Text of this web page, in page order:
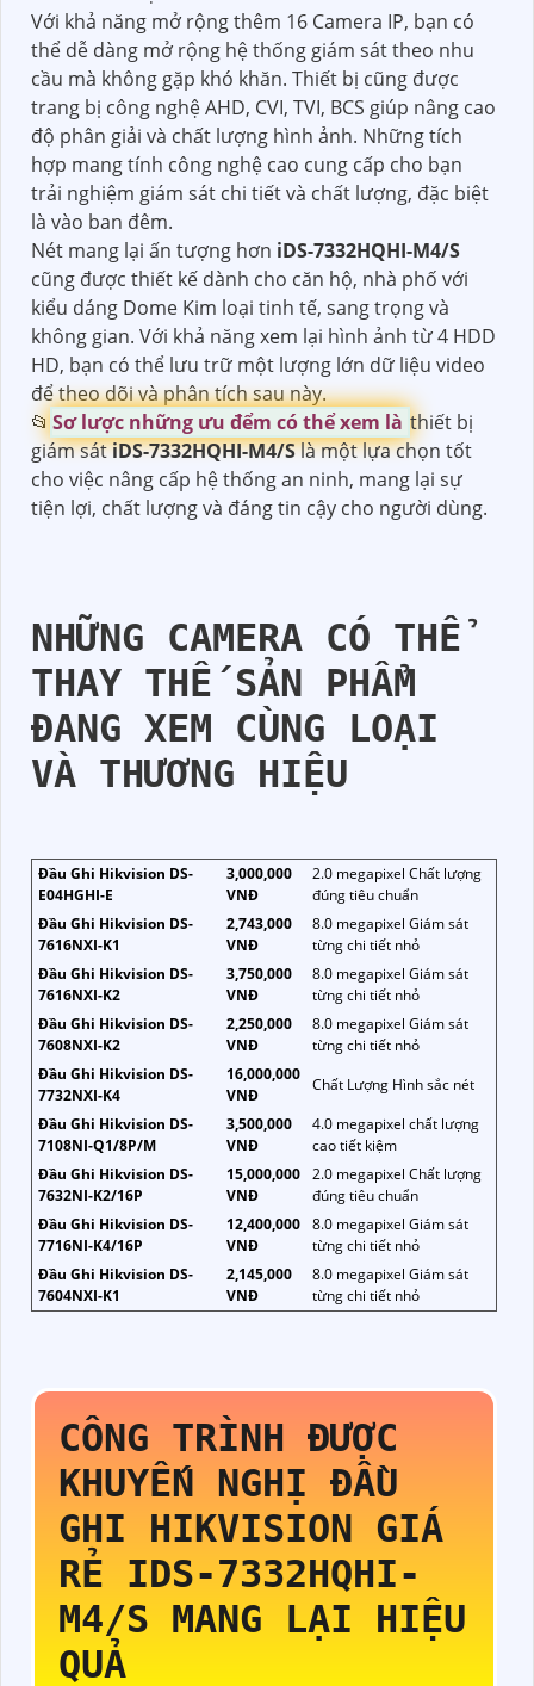
Với khả năng mở rộng thêm 16 Camera IP, bạn có
thể dễ dàng mở rộng hệ thống giám sát theo nhu
cầu mà không gặp khó khăn. Thiết bị cũng được
trang bị công nghệ AHD, CVI, TVI, BCS giúp nâng cao
độ phân giải và chất lượng hình ảnh. Những tích
hợp mang tính công nghệ cao cung cấp cho bạn
trải nghiệm giám sát chi tiết và chất lượng, đặc biệt
là vào ban đêm.
Nét mang lại ấn tượng hơn iDS-7332HQHI-M4/S
cũng được thiết kế dành cho căn hộ, nhà phố với
kiểu dáng Dome Kim loại tinh tế, sang trọng và
không gian. Với khả năng xem lại hình ảnh từ 4 HDD
HD, bạn có thể lưu trữ một lượng lớn dữ liệu video
để theo dõi và phân tích sau này.
📂 Sơ lược những ưu đểm có thể xem là thiết bị
giám sátiDS-7332HQHI-M4/Slà một lựa chọn tốt
cho việc nâng cấp hệ thống an ninh, mang lại sự
tiện lợi, chất lượng và đáng tin cậy cho người dùng.
NHỮNG CAMERA CÓ THỂ
THAY THẾ SẢN PHẨM
ĐANG XEM CÙNG LOẠI
VÀ THƯƠNG HIỆU
Đầu Ghi Hikvision DS-
E04HGHI-E
3,000,000
VNĐ
2.0 megapixel Chất lượng
đúng tiêu chuẩn
Đầu Ghi Hikvision DS-
7616NXI-K1
2,743,000
VNĐ
8.0 megapixel Giám sát
từng chi tiết nhỏ
Đầu Ghi Hikvision DS-
7616NXI-K2
3,750,000
VNĐ
8.0 megapixel Giám sát
từng chi tiết nhỏ
Đầu Ghi Hikvision DS-
7608NXI-K2
2,250,000
VNĐ
8.0 megapixel Giám sát
từng chi tiết nhỏ
Đầu Ghi Hikvision DS-
7732NXI-K4
16,000,000
VNĐ
Chất Lượng Hình sắc nét
Đầu Ghi Hikvision DS-
7108NI-Q1/8P/M
3,500,000
VNĐ
4.0 megapixel chất lượng
cao tiết kiệm
Đầu Ghi Hikvision DS-
7632NI-K2/16P
15,000,000
VNĐ
2.0 megapixel Chất lượng
đúng tiêu chuẩn
Đầu Ghi Hikvision DS-
7716NI-K4/16P
12,400,000
VNĐ
8.0 megapixel Giám sát
từng chi tiết nhỏ
Đầu Ghi Hikvision DS-
7604NXI-K1
2,145,000
VNĐ
8.0 megapixel Giám sát
từng chi tiết nhỏ
CÔNG TRÌNH ĐƯỢC
KHUYẾN NGHỊ ĐẦU
GHI HIKVISION GIÁ
RẺ IDS-7332HQHI-
M4/S MANG LẠI HIỆU
QUẢ